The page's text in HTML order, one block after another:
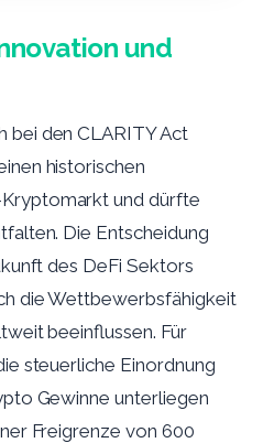
und
bei den CLARITY Act
historischen
und dürfte
Die Entscheidung
des DeFi Sektors
die Wettbewerbsfähigkeit
beeinflussen. Für
steuerliche Einordnung
Gewinne unterliegen
Freigrenze von 600